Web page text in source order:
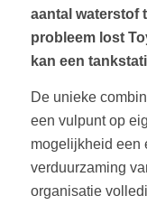
aantal waterstof
probleem lost
kan een
De unieke
een vulpunt op
mogelijkheid een
verduurzaming
organisatie